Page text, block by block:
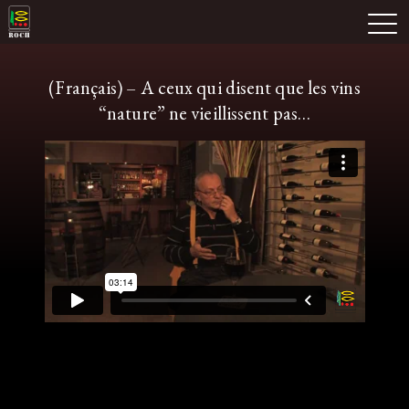
Skip
to
Domaine Prieuré Roch
(Français) – A ceux qui disent que les vins
“nature” ne vieillissent pas…